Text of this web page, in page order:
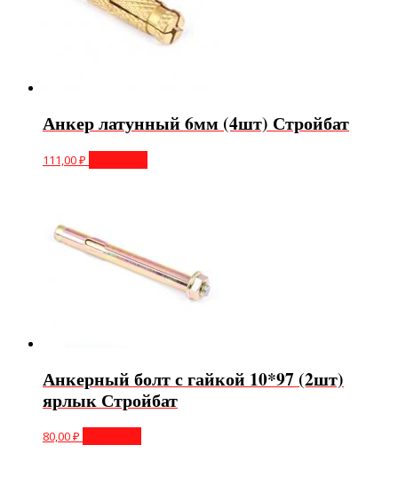
Анкер латунный 6мм (4шт) Стройбат
111,00₽
Анкерный болт с гайкой 10*97 (2шт)
ярлык Стройбат
80,00₽